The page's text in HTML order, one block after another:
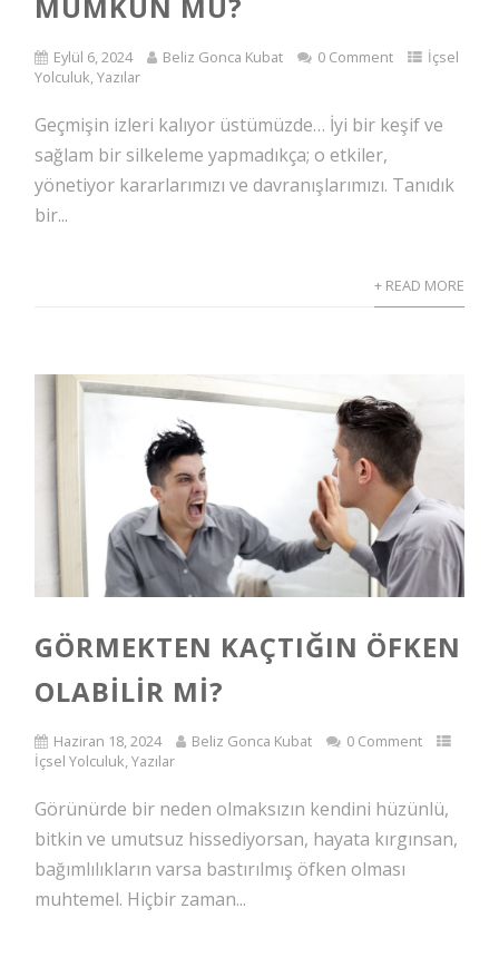
Eylül 6, 2024 Beliz Gonca Kubat 0 Comment
İçsel
Yolculuk,Yazılar
Geçmişin izleri kalıyor üstümüzde… İyi bir keşif ve
sağlam bir silkeleme yapmadıkça; o etkiler,
yönetiyor kararlarımızı ve davranışlarımızı. Tanıdık
bir...
+ READ MORE
GÖRMEKTEN KAÇTIĞIN ÖFKEN
OLABILIR MI?
Haziran 18, 2024 Beliz Gonca Kubat
0 Comment
İçsel Yolculuk,Yazılar
Görünürde bir neden olmaksızın kendini hüzünlü,
bitkin ve umutsuz hissediyorsan, hayata kırgınsan,
bağımlılıkların varsa bastırılmış öfken olması
muhtemel. Hiçbir zaman...